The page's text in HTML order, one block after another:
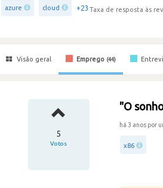
azure cloud +23 Taxa de resposta às
Visão geral Emprego (44)
5
Votos
"O
há 3 anos por
x86